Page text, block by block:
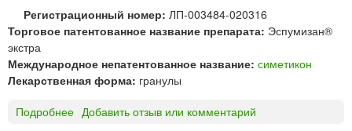
в
н
т
р
б
э
и
к
Регистрационный номер: ЛП-003484-020316
Торговое патентованное название препарата: Эспумизан®
экстра
Международное непатентованное название: симетикон
Лекарственная форма: гранулы
Подробнее Добавить отзыв или комментарий